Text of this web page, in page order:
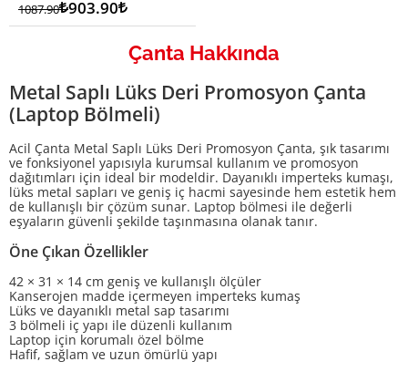
1087.90 Lira
903.90
Çanta Hakkında
Metal Saplı Lüks Deri Promosyon Çanta
(Laptop Bölmeli)
Acil Çanta Metal Saplı Lüks Deri Promosyon Çanta, şık tasarımı
ve fonksiyonel yapısıyla kurumsal kullanım ve promosyon
dağıtımları için ideal bir modeldir. Dayanıklı imperteks kumaşı,
lüks metal sapları ve geniş iç hacmi sayesinde hem estetik hem
de kullanışlı bir çözüm sunar. Laptop bölmesi ile değerli
eşyaların güvenli şekilde taşınmasına olanak tanır.
Öne Çıkan Özellikler
42 × 31 × 14 cm geniş ve kullanışlı ölçüler
Kanserojen madde içermeyen imperteks kumaş
Lüks ve dayanıklı metal sap tasarımı
3 bölmeli iç yapı ile düzenli kullanım
Laptop için korumalı özel bölme
Hafif, sağlam ve uzun ömürlü yapı